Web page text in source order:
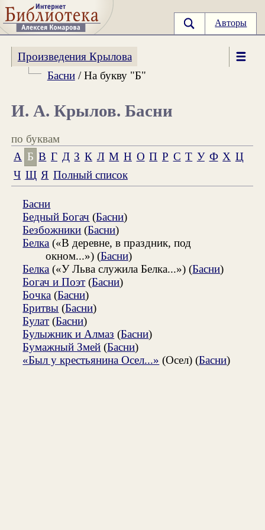
Авторы
Произведения Крылова
Басни/ На букву "Б"
И. А. Крылов. Басни
по буквам
А Б В Г Д З К Л М Н О П Р С Т У Ф Х Ц
Ч Щ Я Полный список
Басни
Бедный Богач (Басни)
Безбожники (Басни)
Белка («В деревне, в праздник, под
окном...») (Басни)
Белка («У Льва служила Белка...») (Басни)
Богач и Поэт (Басни)
Бочка (Басни)
Бритвы (Басни)
Булат (Басни)
Булыжник и Алмаз (Басни)
Бумажный Змей (Басни)
«Был у крестьянина Осел...» (Осел) (Басни)